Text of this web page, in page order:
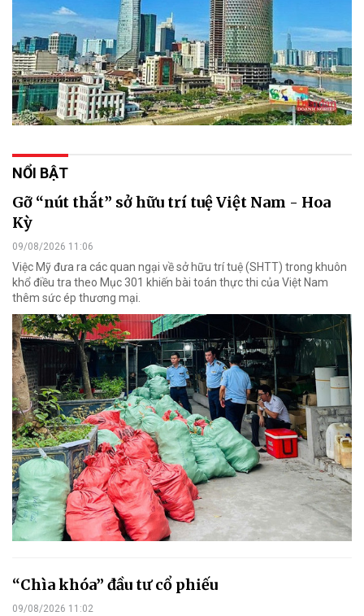
NỔI BẬT
Gỡ “nút thắt” sở hữu trí tuệ Việt Nam - Hoa
Kỳ
09/08/2026 11:06
Việc Mỹ đưa ra các quan ngại về sở hữu trí tuệ (SHTT) trong khuôn
khổ điều tra theo Mục 301 khiến bài toán thực thi của Việt Nam
thêm sức ép thương mại.
“Chìa khóa” đầu tư cổ phiếu
09/08/2026 11:02